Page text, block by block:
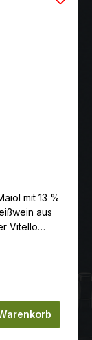
mit 13 %
aus
Vitello